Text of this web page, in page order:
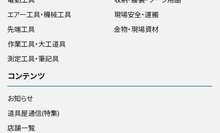
エアー工具・機械工具
先端工具
作業工具・大工道具
測定工具・筆記具
現場安全・運搬
金物・現場資材
コンテンツ
お知らせ
道具屋通信(特集)
店舗一覧